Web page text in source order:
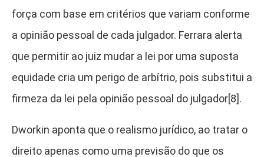
força com base em critérios que variam conforme
a opinião pessoal de cada julgador. Ferrara alerta
que permitir ao juiz mudar a lei por uma suposta
equidade cria um perigo de arbítrio, pois substitui a
firmeza da lei pela opinião pessoal do julgador[8].
Dworkin aponta que o realismo jurídico, ao tratar o
direito apenas como uma previsão do que os